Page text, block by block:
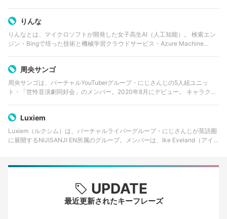
りんな
りんなとは、マイクロソフトが開発した女子高生AI（人工知能）。 検索エン
ジン・Bingで培った技術と機械学習クラウドサービス・Azure Machine
周央サンゴ
周央サンゴは、バーチャルYouTuberグループ・にじさんじの5人組ユニッ
ト・「世怜音演劇同好会」のメンバー。2020年8月にデビュー。 キャラクタ
Luxiem
Luxiem（ルクシム）は、バーチャルライバーグループ・にじさんじが英語圏
に展開するNIJISANJI EN所属のグループ。メンバーは、Ike Eveland（アイ
UPDATE
最近更新されたキーフレーズ